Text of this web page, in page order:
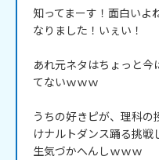
知ってまーす！面白いよ
なりました！いぇい！
あれ元ネタはちょっと
てないｗｗｗ
うちの好きピが、理科
けナルトダンス踊る挑
生気づかへんしｗｗｗ